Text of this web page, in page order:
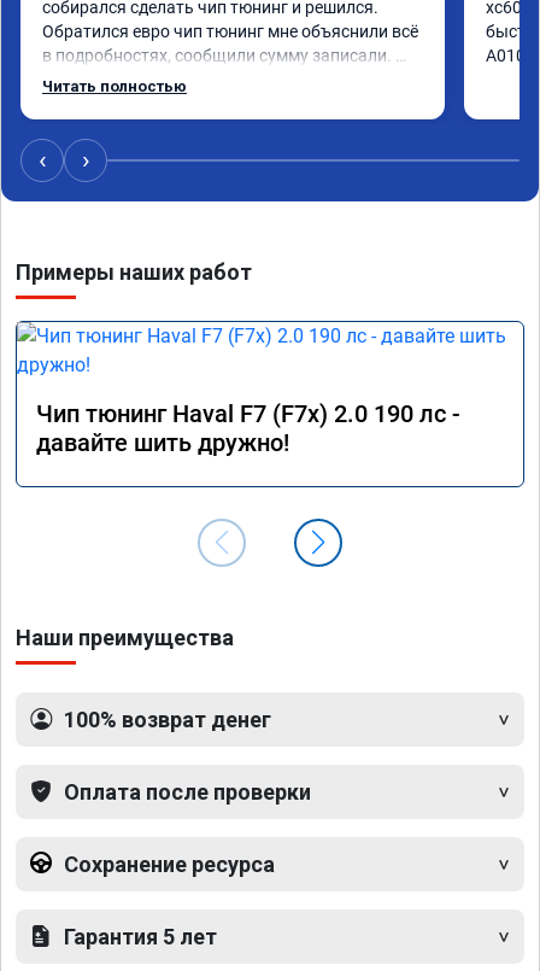
собирался сделать чип тюнинг и решился.
Обратился евро чип тюнинг мне объяснили всё
в подробностях, сообщили сумму записали.
Приехал в назначенное время 2.5 часа и
своё дело рекомендую 👍
Читать полностью
xc60
‹ ›
Примеры наших работ
Чип тюнинг Haval F7 (F7x) 2.0 190 лс -
давайте шить дружно!
Наши преимущества
100% возврат денег
Оплата после проверки
Сохранение ресурса
Гарантия 5 лет